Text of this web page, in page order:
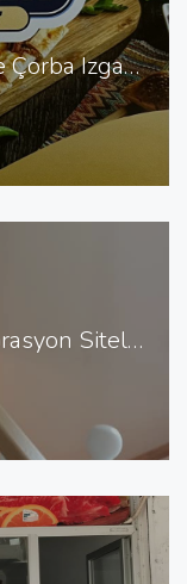
Kale Kardeşler Restoran Pide Çorba Izgara Sulu Yemek
Abdullah Usta Mobilya Dekorasyon Sitelerde Mobilya Dekorasyon